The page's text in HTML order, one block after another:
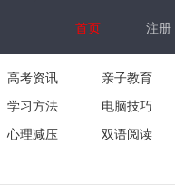
首页 注册
高考资讯 亲子教育
学习方法 电脑技巧
心理减压 双语阅读